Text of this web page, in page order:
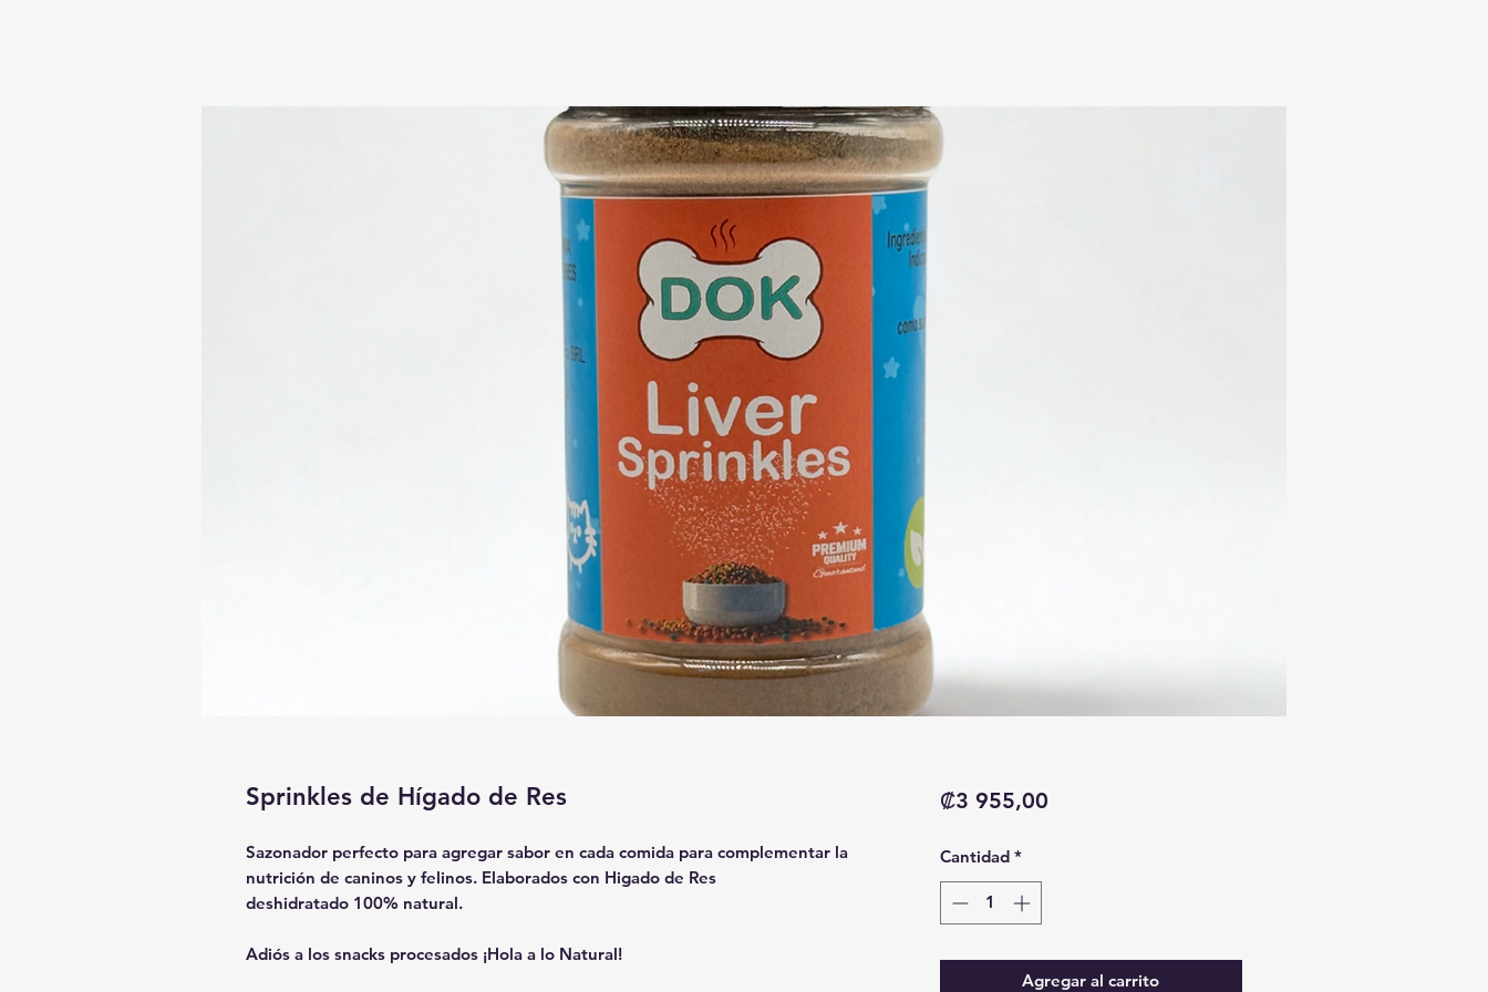
Sprinkles de Hígado de Res
Sazonador perfecto para agregar sabor en cada comida para complementar la
nutrición de caninos y felinos. Elaborados con Higado de Res
deshidratado 100% natural.
Adiós a los snacks procesados ¡Hola a lo Natural!
₡3 955,00Precio
Cantidad *
Agregar al carrito